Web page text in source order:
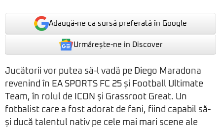
Adaugă-ne ca sursă preferată în Google
Urmărește-ne in Discover
Jucătorii vor putea să-l vadă pe Diego Maradona
revenind în EA SPORTS FC 25 și Football Ultimate
Team, în rolul de ICON și Grassroot Great. Un
fotbalist care a fost adorat de fani, fiind capabil să-
și ducă talentul nativ pe cele mai mari scene ale